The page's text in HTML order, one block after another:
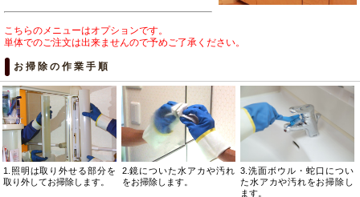
こちらのメニューはオプションです。
単体でのご注文は出来ませんので予めご了承ください。
お掃除の作業手順
1.照明は取り外せる部分を
取り外してお掃除します。
2.鏡についた水アカや汚れ
をお掃除します。
3.洗面ボウル・蛇口につい
た水アカや汚れをお掃除し
ます。